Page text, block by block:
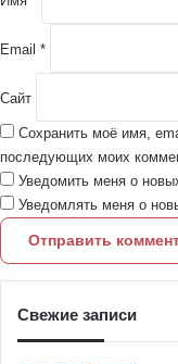
Email *
Сайт
Сохранить моё имя,
последующих моих
Уведомить меня о
Уведомлять меня о
Свежие записи